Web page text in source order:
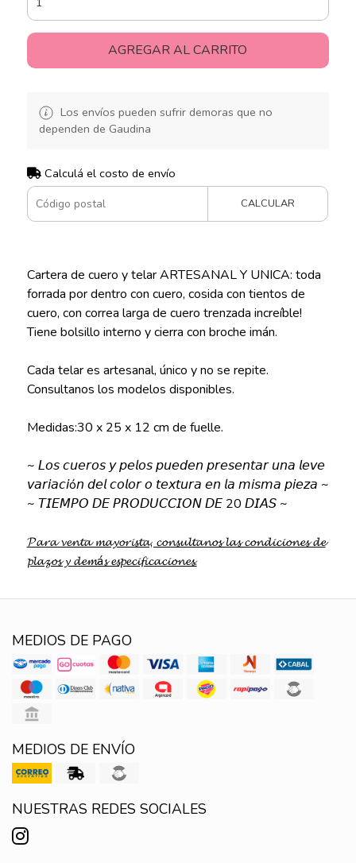
AGREGAR AL CARRITO
Los envíos pueden sufrir demoras que no
dependen de Gaudina
Calculá el costo de envío
CALCULAR
Cartera de cuero y telar ARTESANAL Y UNICA: toda
forrada por dentro con cuero, cosida con tientos de
cuero, con correa larga de cuero trenzada increíble!
Tiene bolsillo interno y cierra con broche imán.
Cada telar es artesanal, único y no se repite.
Consultanos los modelos disponibles.
Medidas:30 x 25 x 12 cm de fuelle.
~ 𝘓𝘰𝘴 𝘤𝘶𝘦𝘳𝘰𝘴 𝘺 𝘱𝘦𝘭𝘰𝘴 𝘱𝘶𝘦𝘥𝘦𝘯 𝘱𝘳𝘦𝘴𝘦𝘯𝘵𝘢𝘳 𝘶𝘯𝘢 𝘭𝘦𝘷𝘦
𝘷𝘢𝘳𝘪𝘢𝘤𝘪ó𝘯 𝘥𝘦𝘭 𝘤𝘰𝘭𝘰𝘳 𝘰 𝘵𝘦𝘹𝘵𝘶𝘳𝘢 𝘦𝘯 𝘭𝘢 𝘮𝘪𝘴𝘮𝘢 𝘱𝘪𝘦𝘻𝘢 ~
~ 𝘛𝘐𝘌𝘔𝘗𝘖 𝘋𝘌 𝘗𝘙𝘖𝘋𝘜𝘊𝘊𝘐𝘖𝘕 𝘋𝘌 20 𝘋𝘐𝘈𝘚 ~
𝓟𝓪𝓻𝓪 𝓿𝓮𝓷𝓽𝓪 𝓶𝓪𝔂𝓸𝓻𝓲𝓼𝓽𝓪, 𝓬𝓸𝓷𝓼𝓾𝓵𝓽𝓪𝓷𝓸𝓼 𝓵𝓪𝓼 𝓬𝓸𝓷𝓭𝓲𝓬𝓲𝓸𝓷𝓮𝓼 𝓭𝓮
𝓹𝓵𝓪𝔃𝓸𝓼 𝔂 𝓭𝓮𝓶á𝓼 𝓮𝓼𝓹𝓮𝓬𝓲𝓯𝓲𝓬𝓪𝓬𝓲𝓸𝓷𝓮𝓼.
MEDIOS DE PAGO
MEDIOS DE ENVÍO
NUESTRAS REDES SOCIALES